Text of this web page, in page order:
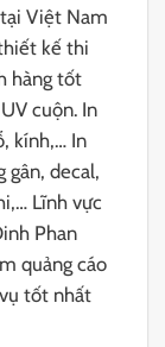
Việt Nam
kế thi
hàng tốt
cuộn. In
kính,… In
gân, decal,
Lĩnh vực
Phan
quảng cáo
tốt nhất